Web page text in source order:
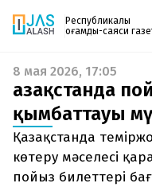
Республикалық
қоғамдық-саяси
Жаңалықтар
Спорт
Live
Руханият
Аймақ
Архив
Заң және тәртіп
Газетке жазылу
PDF форматтағы
поштаңызға алып
шыққан сәтте сізге
енгізіңіз, біз қалғанын
8 мая 2026, 17:05
Қазақстанда
қымбаттауы
Қазақстанда
көтеру мәселесі
пойыз билеттері